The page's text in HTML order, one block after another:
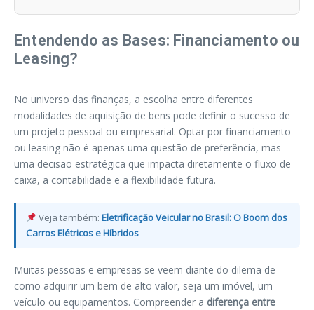
Entendendo as Bases: Financiamento ou
Leasing?
No universo das finanças, a escolha entre diferentes
modalidades de aquisição de bens pode definir o sucesso de
um projeto pessoal ou empresarial. Optar por financiamento
ou leasing não é apenas uma questão de preferência, mas
uma decisão estratégica que impacta diretamente o fluxo de
caixa, a contabilidade e a flexibilidade futura.
Veja também:Eletrificação Veicular no Brasil: O Boom dos
Carros Elétricos e Híbridos
Muitas pessoas e empresas se veem diante do dilema de
como adquirir um bem de alto valor, seja um imóvel, um
veículo ou equipamentos. Compreender a diferença entre